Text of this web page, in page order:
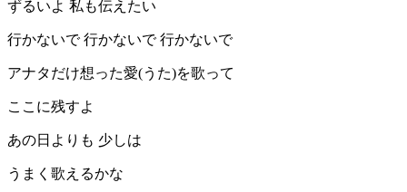
ずるいよ 私も伝えたい
行かないで 行かないで 行かないで
アナタだけ想った愛(うた)を歌って
ここに残すよ
あの日よりも 少しは
うまく歌えるかな